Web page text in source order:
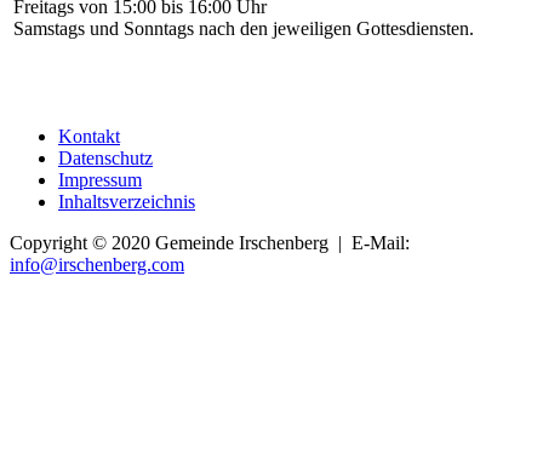
Freitags von 15:00 bis 16:00 Uhr
Samstags und Sonntags nach den jeweiligen Gottesdiensten.
Kontakt
Datenschutz
Impressum
Inhaltsverzeichnis
Copyright © 2020 Gemeinde Irschenberg | E-Mail:
info@irschenberg.com